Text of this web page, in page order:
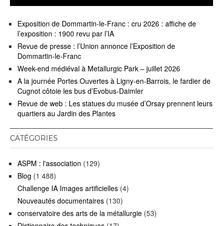
Exposition de Dommartin-le-Franc : cru 2026 : affiche de
l’exposition : 1900 revu par l’IA
Revue de presse : l’Union annonce l’Exposition de
Dommartin-le-Franc
Week-end médiéval à Metallurgic Park – juillet 2026
A la journée Portes Ouvertes à Ligny-en-Barrois, le fardier de
Cugnot côtoie les bus d’Evobus-Daimler
Revue de web : Les statues du musée d’Orsay prennent leurs
quartiers au Jardin des Plantes
CATÉGORIES
ASPM : l'association (129)
Blog (1 488)
Challenge IA Images artificielles (4)
Nouveautés documentaires (130)
conservatoire des arts de la métallurgie (53)